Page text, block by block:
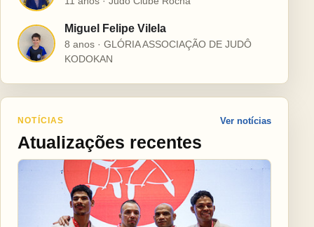
M
Miguel Felipe Vilela
8 anos · GLÓRIA ASSOCIAÇÃO DE JUDÔ
KODOKAN
NOTÍCIAS
Atualizações recentes
Ver notícias